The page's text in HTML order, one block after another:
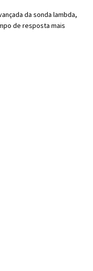
da sonda lambda,
de resposta mais